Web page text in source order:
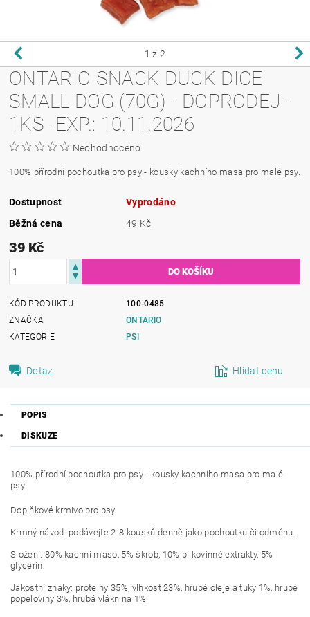
1 z 2
ONTARIO SNACK DUCK DICE
SMALL DOG (70G) - DOPRODEJ -
1KS -EXP.: 10.11.2026
Neohodnoceno
100% přírodní pochoutka pro psy - kousky kachního masa pro malé psy.
Dostupnost
Vyprodáno
Běžná cena
49 Kč
39 Kč
KÓD PRODUKTU
100-0485
ZNAČKA
ONTARIO
KATEGORIE
PSI
Dotaz Hlídat cenu
POPIS
DISKUZE
100% přírodní pochoutka pro psy - kousky kachního masa pro malé
psy.
Doplňkové krmivo pro psy.
Krmný návod: podávejte 2-8 kousků denně jako pochoutku či odměnu.
Složení: 80% kachní maso, 5% škrob, 10% bílkovinné extrakty, 5%
glycerin.
Jakostní znaky: proteiny 35%, vlhkost 23%, hrubé oleje a tuky 1%, hrubé
popeloviny 3%, hrubá vláknina 1%.